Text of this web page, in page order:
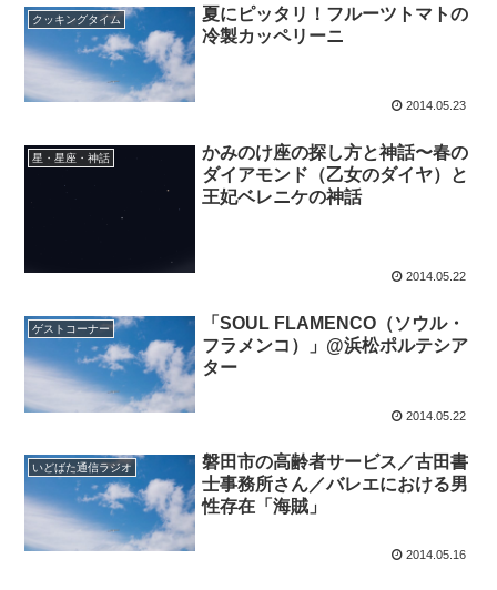
クッキングタイム
夏にピッタリ！フルーツトマトの
冷製カッペリーニ
2014.05.23
星・星座・神話
かみのけ座の探し方と神話〜春の
ダイアモンド（乙女のダイヤ）と
王妃ベレニケの神話
2014.05.22
ゲストコーナー
「SOUL FLAMENCO（ソウル・
フラメンコ）」@浜松ポルテシア
ター
2014.05.22
いどばた通信ラジオ
磐田市の高齢者サービス／古田書
士事務所さん／バレエにおける男
性存在「海賊」
2014.05.16